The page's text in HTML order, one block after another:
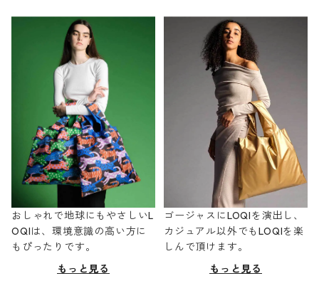
おしゃれで地球にもやさしいL
OQIは、環境意識の高い方に
もぴったりです。
もっと見る
ゴージャスにLOQIを演出し、
カジュアル以外でもLOQIを楽
しんで頂けます。
もっと見る